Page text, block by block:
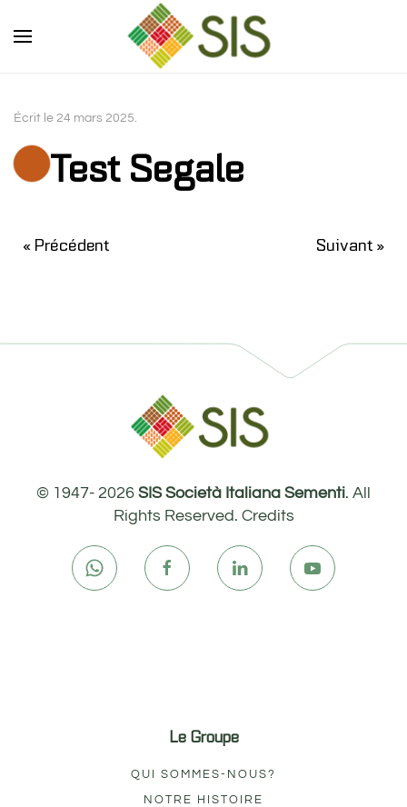
Skip to main content
Écrit le 24 mars 2025.
Test Segale
« Précédent Suivant »
© 1947- 2026 SIS Società Italiana Sementi. All
Rights Reserved. Credits
Le Groupe
QUI SOMMES-NOUS?
NOTRE HISTOIRE